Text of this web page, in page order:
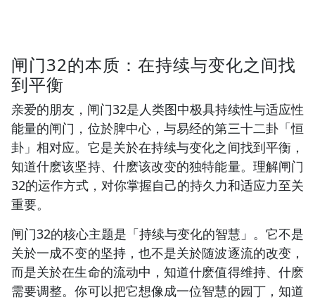
闸门32的本质：在持续与变化之间找
到平衡
亲爱的朋友，闸门32是人类图中极具持续性与适应性
能量的闸门，位於脾中心，与易经的第三十二卦「恒
卦」相对应。它是关於在持续与变化之间找到平衡，
知道什麽该坚持、什麽该改变的独特能量。理解闸门
32的运作方式，对你掌握自己的持久力和适应力至关
重要。
闸门32的核心主题是「持续与变化的智慧」。它不是
关於一成不变的坚持，也不是关於随波逐流的改变，
而是关於在生命的流动中，知道什麽值得维持、什麽
需要调整。你可以把它想像成一位智慧的园丁，知道